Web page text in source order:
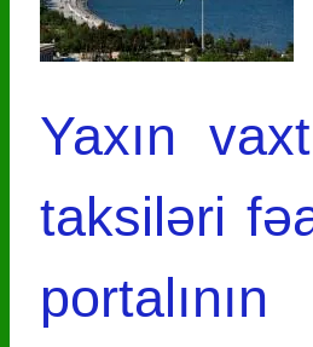
Yaxın
taksiləri